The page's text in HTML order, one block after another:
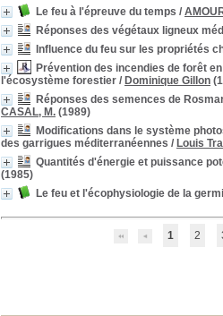
Le feu à l'épreuve du temps /
Réponses des végétaux ligneux
Influence du feu sur les propriétés
Prévention des incendies de forêt
l'écosystème forestier / Dominique Gillon
Réponses des semences de
CASAL, M. (1989)
Modifications dans le système
des garrigues méditerranéennes / Louis
Quantités d'énergie et puissance
(1985)
Le feu et l'écophysiologie de la
1 2